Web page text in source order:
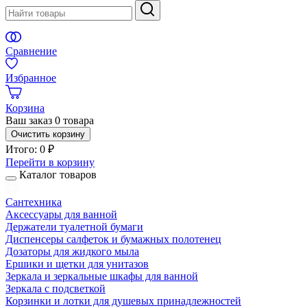
Сравнение
Избранное
Корзина
Ваш заказ 0 товара
Очистить корзину
Итого: 0 ₽
Перейти в корзину
Каталог товаров
Сантехника
Аксессуары для ванной
Держатели туалетной бумаги
Диспенсеры салфеток и бумажных полотенец
Дозаторы для жидкого мыла
Ершики и щетки для унитазов
Зеркала и зеркальные шкафы для ванной
Зеркала с подсветкой
Корзинки и лотки для душевых принадлежностей